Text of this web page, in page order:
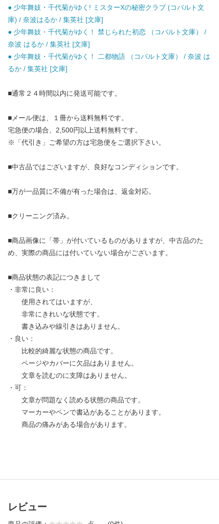
● 少年舞妓・千代菊がゆく! ミスターXの秘密クラブ (コバルト文
庫) / 奈波はるか / 集英社 [文庫]
● 少年舞妓・千代菊がゆく！ 禁じられた初恋 （コバルト文庫） /
奈波 はるか / 集英社 [文庫]
● 少年舞妓・千代菊がゆく！ 二都物語 （コバルト文庫） / 奈波 は
るか / 集英社 [文庫]
■通常２４時間以内に発送可能です。
■メール便は、１冊から送料無料です。
宅急便の場合、2,500円以上送料無料です。
※「代引き」ご希望の方は宅急便をご選択下さい。
■中古品ではございますが、良好なコンディションです。
■万が一品質に不備が有った場合は、返金対応。
■クリーニング済み。
■商品画像に「帯」が付いているものがありますが、中古品のた
め、実際の商品には付いていない場合がございます。
■商品状態の表記につきまして
・非常に良い：
使用されてはいますが、
非常にきれいな状態です。
書き込みや線引きはありません。
・良い：
比較的綺麗な状態の商品です。
ページやカバーに欠品はありません。
文章を読むのに支障はありません。
・可：
文章が問題なく読める状態の商品です。
マーカーやペンで書込があることがあります。
商品の痛みがある場合があります。
レビュー